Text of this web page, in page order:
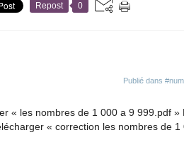
Repost 0
Publié dans
« les nombres de 1 000 a 9 999.pdf »
« correction les nombres de 1